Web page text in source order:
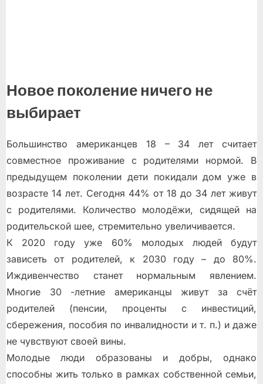
Новое поколение ничего не
выбирает
Большинство американцев 18 – 34 лет считает
совместное проживание с родителями нормой. В
предыдущем поколении дети покидали дом уже в
возрасте 14 лет. Сегодня 44% от 18 до 34 лет живут
с родителями. Количество молодёжи, сидящей на
родительской шее, стремительно увеличивается.
К 2020 году уже 60% молодых людей будут
зависеть от родителей, к 2030 году – до 80%.
Иждивенчество станет нормальным явлением.
Многие 30 -летние американцы живут за счёт
родителей (пенсии, проценты с инвестиций,
сбережения, пособия по инвалидности и т. п.) и даже
не чувствуют своей вины.
Молодые люди образованы и добры, однако
способны жить только в рамках собственной семьи,